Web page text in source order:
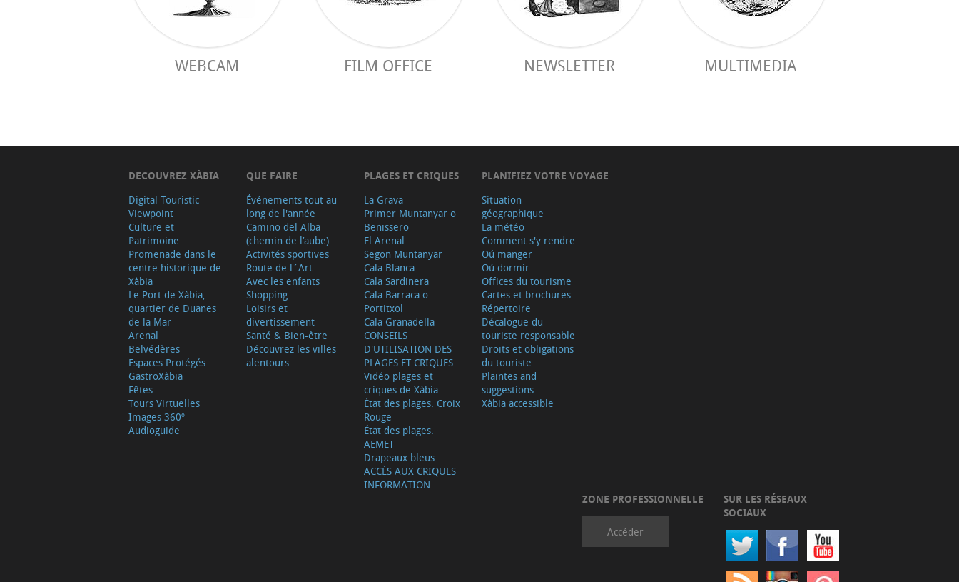
WEBCAM FILM OFFICE NEWSLETTER MULTIMEDIA
DECOUVREZ XÀBIA
Digital Touristic
Viewpoint
Culture et
Patrimoine
Promenade dans le
centre historique de
Xàbia
Le Port de Xàbia,
quartier de Duanes
de la Mar
Arenal
Belvédères
Espaces Protégés
GastroXàbia
Fêtes
Tours Virtuelles
Images 360º
Audioguide
QUE FAIRE
Événements tout au
long de l'année
Camino del Alba
(chemin de l’aube)
Activités sportives
Route de l´Art
Avec les enfants
Shopping
Loisirs et
divertissement
Santé & Bien-être
Découvrez les villes
alentours
PLAGES ET CRIQUES
La Grava
Primer Muntanyar o
Benissero
El Arenal
Segon Muntanyar
Cala Blanca
Cala Sardinera
Cala Barraca o
Portitxol
Cala Granadella
CONSEILS
D'UTILISATION DES
PLAGES ET CRIQUES
Vidéo plages et
criques de Xàbia
État des plages. Croix
Rouge
État des plages.
AEMET
Drapeaux bleus
ACCÈS AUX CRIQUES
INFORMATION
PLANIFIEZ VOTRE VOYAGE
Situation
géographique
La météo
Comment s'y rendre
Oú manger
Oú dormir
Offices du tourisme
Cartes et brochures
Répertoire
Décalogue du
touriste responsable
Droits et obligations
du touriste
Plaintes and
suggestions
Xàbia accessible
ZONE PROFESSIONNELLE
Accéder
SUR LES RÉSEAUX
SOCIAUX